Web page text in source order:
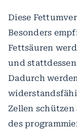
Diese
Besonders
Fettsäuren
und
Dadurch
Zellen schützen
des